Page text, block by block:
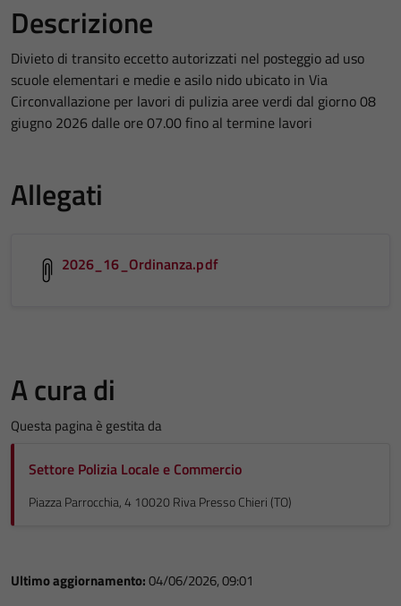
Descrizione
Divieto di transito eccetto autorizzati nel posteggio ad uso
scuole elementari e medie e asilo nido ubicato in Via
Circonvallazione per lavori di pulizia aree verdi dal giorno 08
giugno 2026 dalle ore 07.00 fino al termine lavori
Allegati
2026_16_Ordinanza.pdf
A cura di
Questa pagina è gestita da
Settore Polizia Locale e Commercio
Piazza Parrocchia, 4 10020 Riva Presso Chieri (TO)
Ultimo aggiornamento:04/06/2026, 09:01